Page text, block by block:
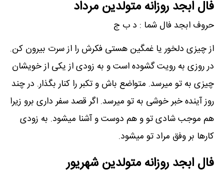
فال ابجد روزانه متولدین مرداد
حروف ابجد فال شما : د ب ج
از چیزی دلخور یا غمگین هستی فکرش را از سرت بیرون کن.
در روزی به رویت گشوده است و به زودی از یکی از خویشان
چیزی به تو میرسد. متواضع باش و تکبر را کنار بگذار. در چند
روز آینده خبر خوشی به تو میرسد. اگر قصد سفر داری برو زیرا
هم موجب شادی تو و هم دوست و آشنا میشود. به زودی
کارها بر وفق مراد تو میشود.
فال ابجد روزانه متولدین شهریور